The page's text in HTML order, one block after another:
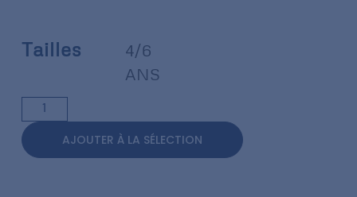
Tailles
4/6
ANS
AJOUTER À LA SÉLECTION